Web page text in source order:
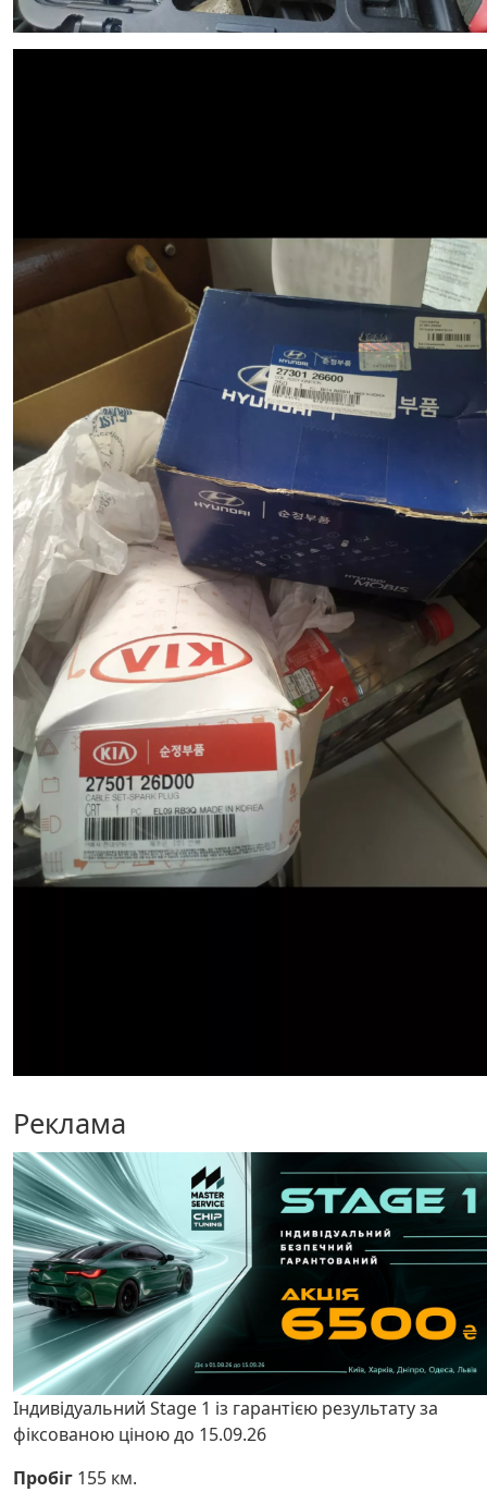
Реклама
Індивідуальний Stage 1 із гарантією результату за
фіксованою ціною до 15.09.26
Пробіг 155 км.